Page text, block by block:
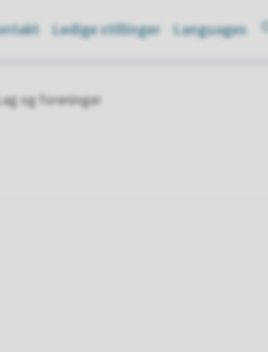
Ledige stillinger Languages
og foreninger